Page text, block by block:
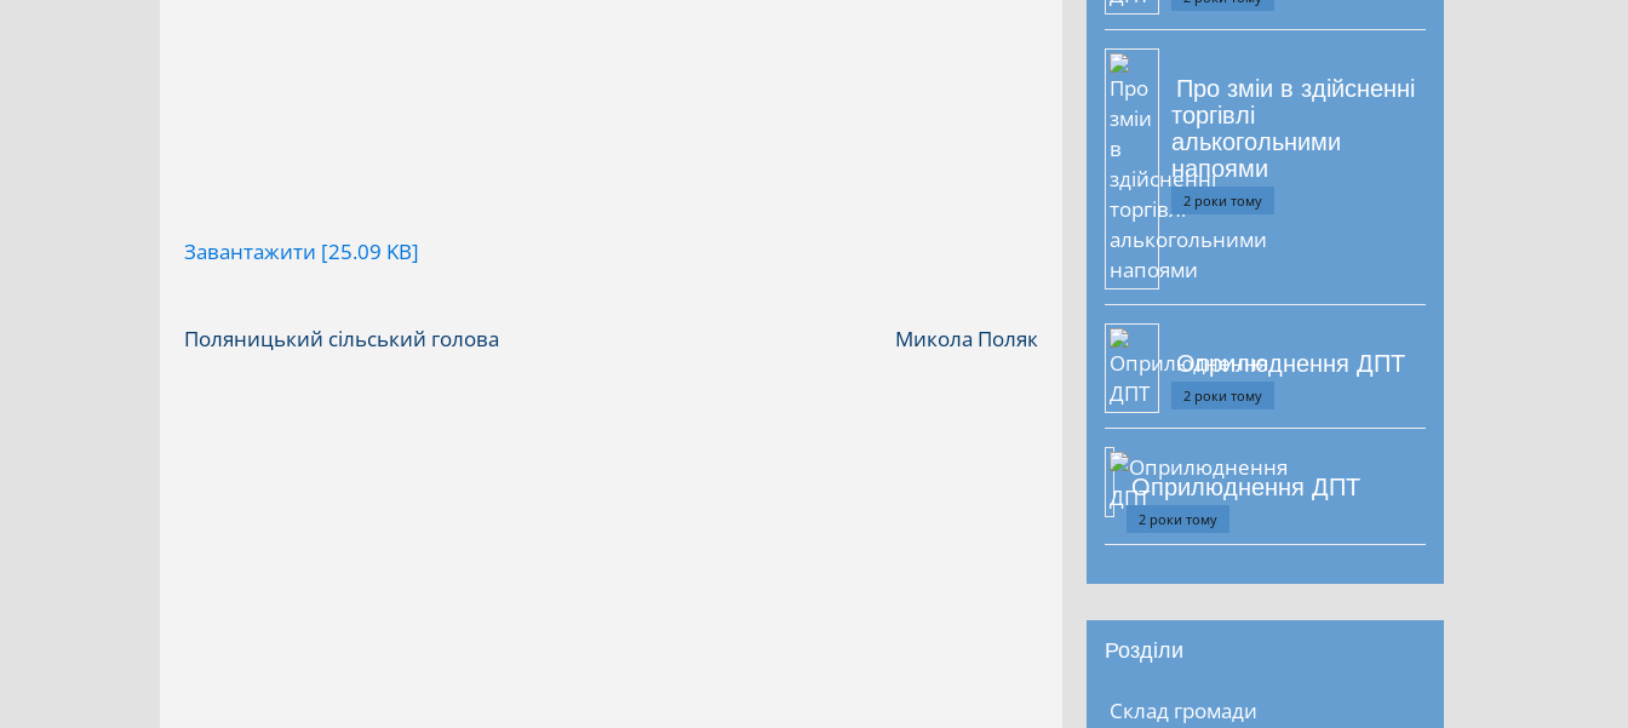
Завантажити [25.09 KB]
Поляницький сільський голова Микола Поляк
Про зміи в здійсненні
торгівлі
алькогольними
напоями
2 роки тому
Оприлюднення ДПТ
2 роки тому
Оприлюднення ДПТ
2 роки тому
Розділи
Склад громади